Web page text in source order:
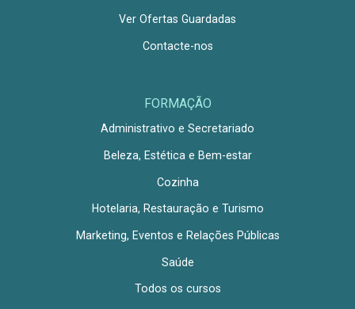
Ver Ofertas Guardadas
Contacte-nos
FORMAÇÃO
Administrativo e Secretariado
Beleza, Estética e Bem-estar
Cozinha
Hotelaria, Restauração e Turismo
Marketing, Eventos e Relações Públicas
Saúde
Todos os cursos